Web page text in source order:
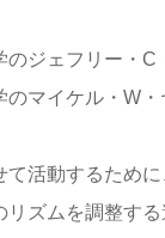
ジェフリー・
マイケル・W
活動するため
リズムを調整す